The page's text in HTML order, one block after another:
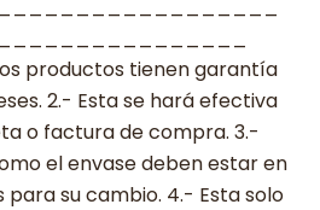
productos tienen garantía
2.- Esta se hará efectiva
o factura de compra. 3.-
el envase deben estar en
su cambio. 4.- Esta solo